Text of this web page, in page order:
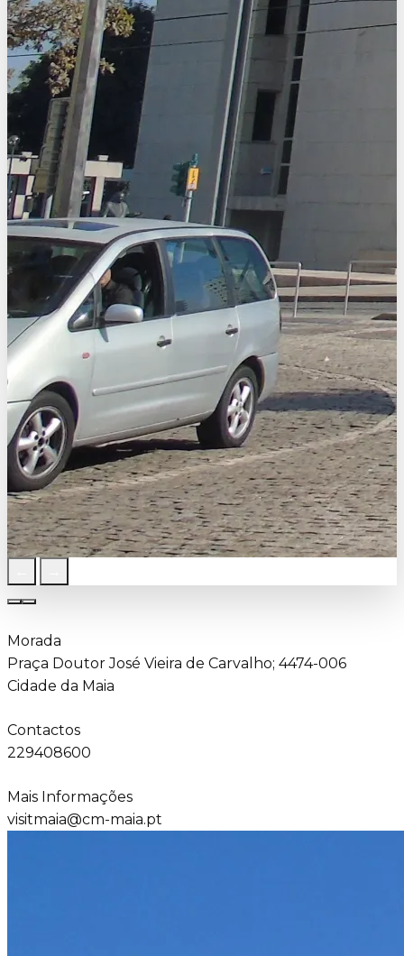
Morada
Praça Doutor José Vieira de Carvalho; 4474-006
Cidade da Maia
Contactos
229408600
Mais Informações
visitmaia@cm-maia.pt